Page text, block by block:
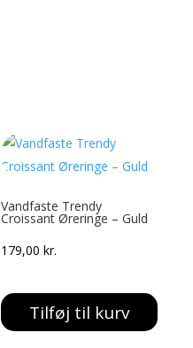
Vandfaste Trendy
Croissant Øreringe – Guld
179,00kr.
Tilføj til kurv